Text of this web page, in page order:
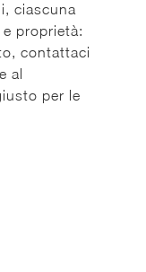
ciascuna
proprietà:
contattaci
al
per le